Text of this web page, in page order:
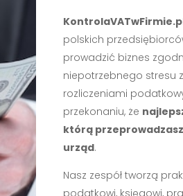
polskich
prowadzić biznes
niepotrzebnego stresu
rozliczeniami
przekonaniu, że
którą
urząd.
Nasz zespół tworzą
podatkowi, księgowi,